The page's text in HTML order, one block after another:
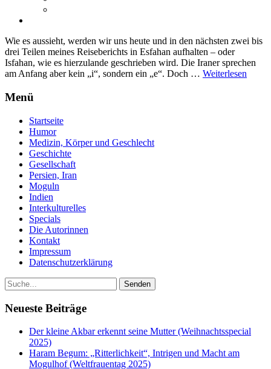
Wie es aussieht, werden wir uns heute und in den nächsten zwei bis
drei Teilen meines Reiseberichts in Esfahan aufhalten – oder
Isfahan, wie es hierzulande geschrieben wird. Die Iraner sprechen
am Anfang aber kein „i“, sondern ein „e“. Doch … Weiterlesen
Menü
Startseite
Humor
Medizin, Körper und Geschlecht
Geschichte
Gesellschaft
Persien, Iran
Moguln
Indien
Interkulturelles
Specials
Die Autorinnen
Kontakt
Impressum
Datenschutzerklärung
Neueste Beiträge
Der kleine Akbar erkennt seine Mutter (Weihnachtsspecial
2025)
Haram Begum: „Ritterlichkeit“, Intrigen und Macht am
Mogulhof (Weltfrauentag 2025)